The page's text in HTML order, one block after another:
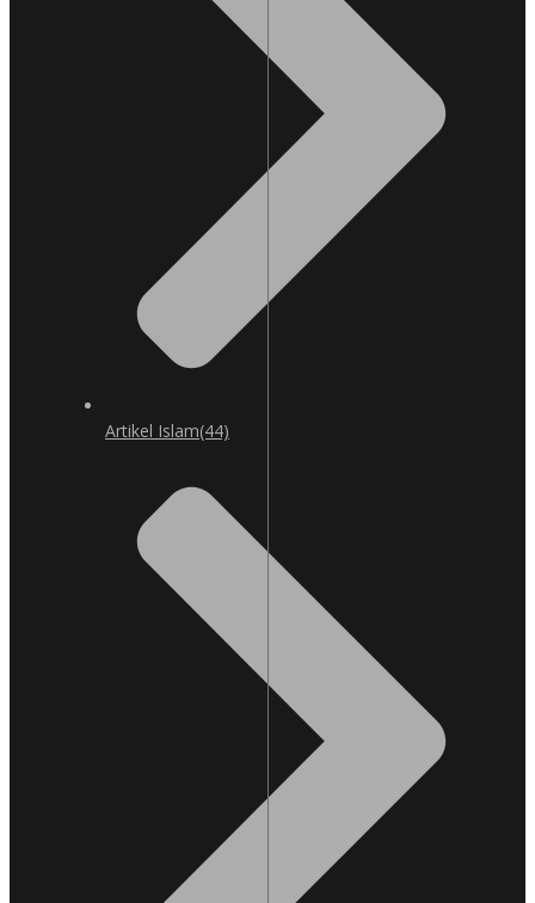
Artikel Islam(44)